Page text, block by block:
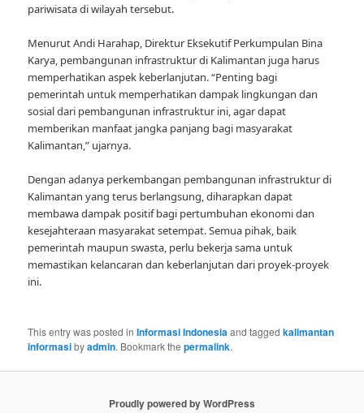
pariwisata di wilayah tersebut.
Menurut Andi Harahap, Direktur Eksekutif Perkumpulan Bina
Karya, pembangunan infrastruktur di Kalimantan juga harus
memperhatikan aspek keberlanjutan. “Penting bagi
pemerintah untuk memperhatikan dampak lingkungan dan
sosial dari pembangunan infrastruktur ini, agar dapat
memberikan manfaat jangka panjang bagi masyarakat
Kalimantan,” ujarnya.
Dengan adanya perkembangan pembangunan infrastruktur di
Kalimantan yang terus berlangsung, diharapkan dapat
membawa dampak positif bagi pertumbuhan ekonomi dan
kesejahteraan masyarakat setempat. Semua pihak, baik
pemerintah maupun swasta, perlu bekerja sama untuk
memastikan kelancaran dan keberlanjutan dari proyek-proyek
ini.
This entry was posted inInformasi Indonesiaand taggedkalimantan
informasibyadmin. Bookmark thepermalink.
Proudly powered by WordPress